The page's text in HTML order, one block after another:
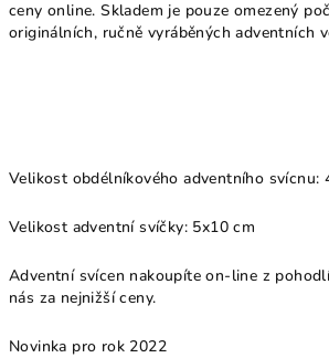
ceny online. Skladem je pouze omezený
originálních, ručně vyráběných adventních
Velikost obdélníkového adventního svícnu:
Velikost adventní svíčky: 5x10 cm
Adventní svícen nakoupíte on-line z
nás za nejnižší ceny.
Novinka pro rok 2022